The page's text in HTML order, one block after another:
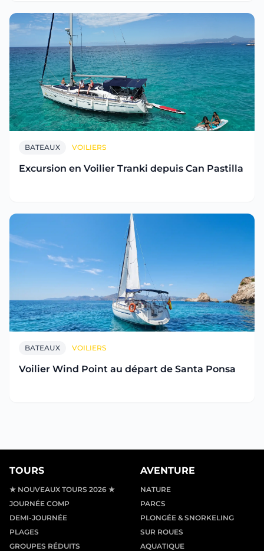
BATEAUX VOILIERS
Excursion en Voilier Tranki depuis Can Pastilla
BATEAUX VOILIERS
Voilier Wind Point au départ de Santa Ponsa
TOURS
★ NOUVEAUX TOURS 2026 ★
JOURNÉE COMP
DEMI-JOURNÉE
PLAGES
GROUPES RÉDUITS
AVENTURE
NATURE
PARCS
PLONGÉE & SNORKELING
SUR ROUES
AQUATIQUE